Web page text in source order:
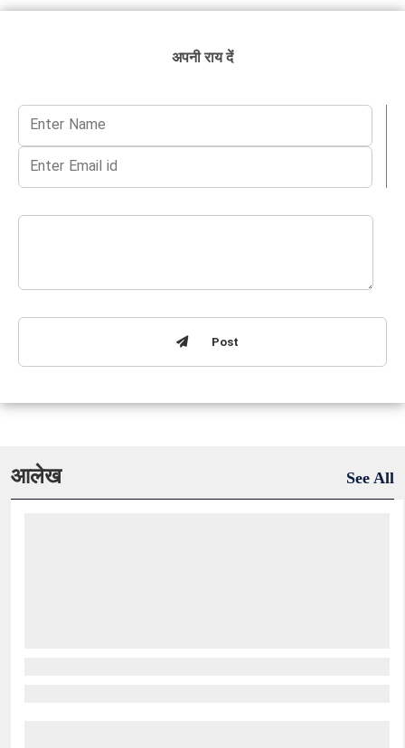
अपनी राय दें
Post
आलेख See All